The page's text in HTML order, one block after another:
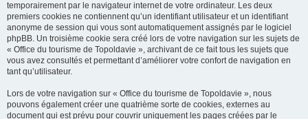
temporairement par le navigateur internet de votre ordinateur. Les deux
premiers cookies ne contiennent qu’un identifiant utilisateur et un identifiant
anonyme de session qui vous sont automatiquement assignés par le logiciel
phpBB. Un troisième cookie sera créé lors de votre navigation sur les sujets de
« Office du tourisme de Topoldavie », archivant de ce fait tous les sujets que
vous avez consultés et permettant d’améliorer votre confort de navigation en
tant qu’utilisateur.
Lors de votre navigation sur « Office du tourisme de Topoldavie », nous
pouvons également créer une quatrième sorte de cookies, externes au
document qui est prévu pour couvrir uniquement les pages créées par le